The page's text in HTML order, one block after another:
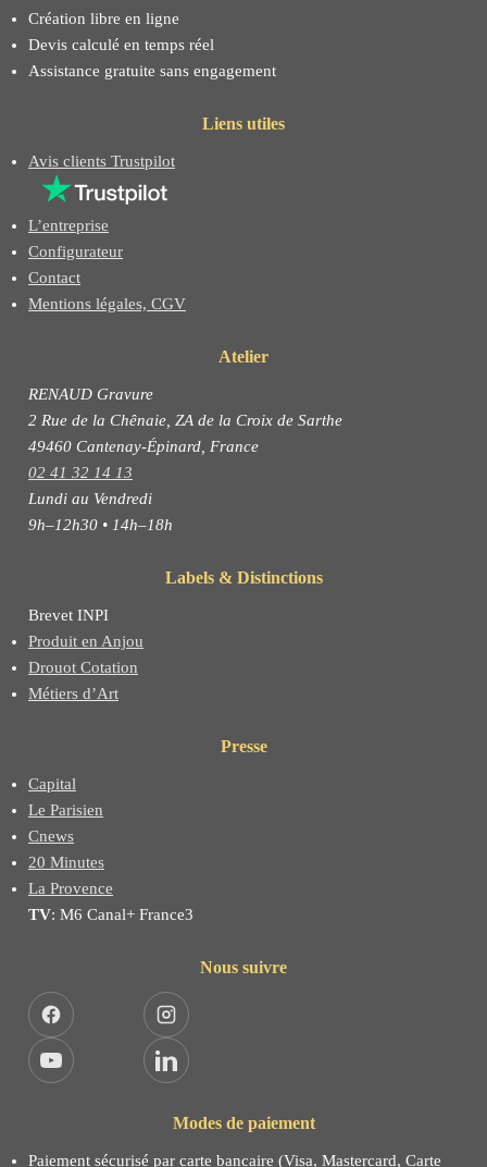
Création libre en ligne
Devis calculé en temps réel
Assistance gratuite sans engagement
Liens utiles
Avis clients Trustpilot
L’entreprise
Configurateur
Contact
Mentions légales, CGV
Atelier
RENAUD Gravure
2 Rue de la Chênaie, ZA de la Croix de Sarthe
49460 Cantenay-Épinard, France
02 41 32 14 13
Lundi au Vendredi
9h–12h30 • 14h–18h
Labels & Distinctions
Brevet INPI
Produit en Anjou
Drouot Cotation
Métiers d’Art
Presse
Capital
Le Parisien
Cnews
20 Minutes
La Provence
TV: M6 Canal+ France3
Nous suivre
Facebook Instagram
YouTube LinkedIn
Modes de paiement
Paiement sécurisé par carte bancaire (Visa, Mastercard, Carte